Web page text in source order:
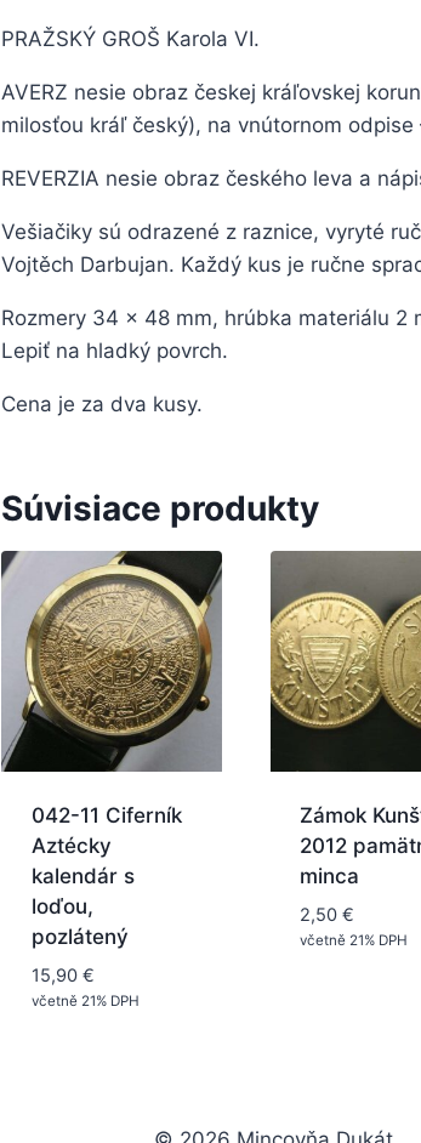
PRAŽSKÝ GROŠ Karola VI.
AVERZ nesie obraz českej kráľovskej
milosťou kráľ český), na vnútornom odpise
REVERZIA nesie obraz českého leva a
Vešiačiky sú odrazené z raznice, vyryté
Vojtěch Darbujan. Každý kus je ručne
Rozmery 34 x 48 mm, hrúbka materiálu 2
Lepiť na hladký povrch.
Cena je za dva kusy.
Súvisiace produkty
042-11 Ciferník
Aztécky
kalendár s
loďou,
pozlátený
15,90 €
včetně 21% DPH
Zámok
2012
minca
2,50 €
včetně 21% DPH